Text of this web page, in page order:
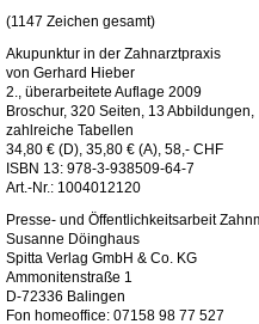
(1147 Zeichen gesamt)
Akupunktur in der Zahnarztpraxis
von Gerhard Hieber
2., überarbeitete Auflage 2009
Broschur, 320 Seiten, 13 Abbildungen,
zahlreiche Tabellen
34,80 € (D), 35,80 € (A), 58,- CHF
ISBN 13: 978-3-938509-64-7
Art.-Nr.: 1004012120
Presse- und Öffentlichkeitsarbeit
Susanne Döinghaus
Spitta Verlag GmbH & Co. KG
Ammonitenstraße 1
D-72336 Balingen
Fon homeoffice: 07158 98 77 527